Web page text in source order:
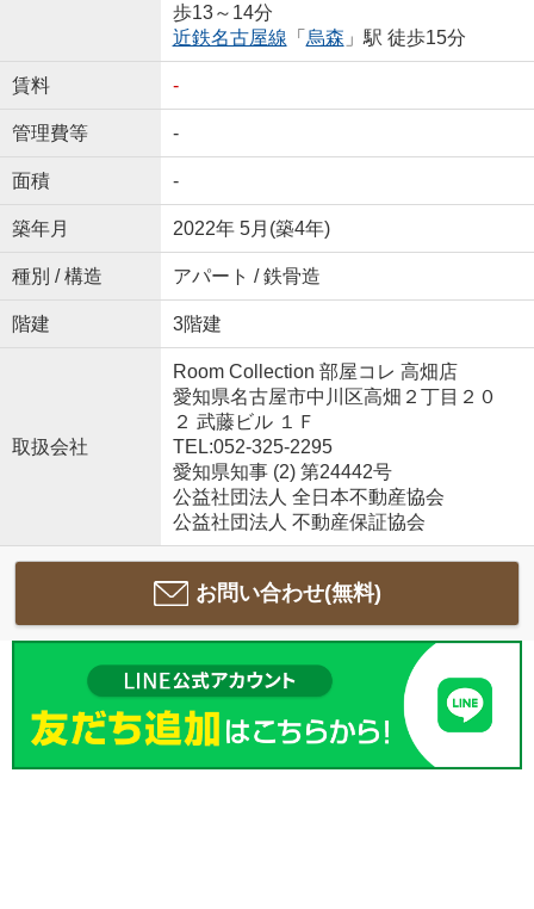
歩13～14分
近鉄名古屋線 「 烏森 」駅 徒歩15分
賃料 -
管理費等 -
面積 -
築年月 2022年 5月(築4年)
種別 / 構造 アパート / 鉄骨造
階建 3階建
取扱会社
Room Collection 部屋コレ 高畑店
愛知県名古屋市中川区高畑２丁目２０
２ 武藤ビル １Ｆ
TEL:052-325-2295
愛知県知事 (2) 第24442号
公益社団法人 全日本不動産協会
公益社団法人 不動産保証協会
お問い合わせ(無料)